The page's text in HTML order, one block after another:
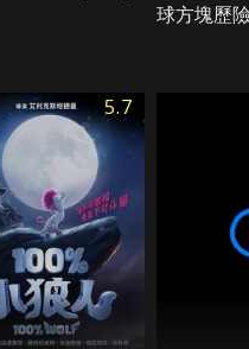
球方塊歷
5.7